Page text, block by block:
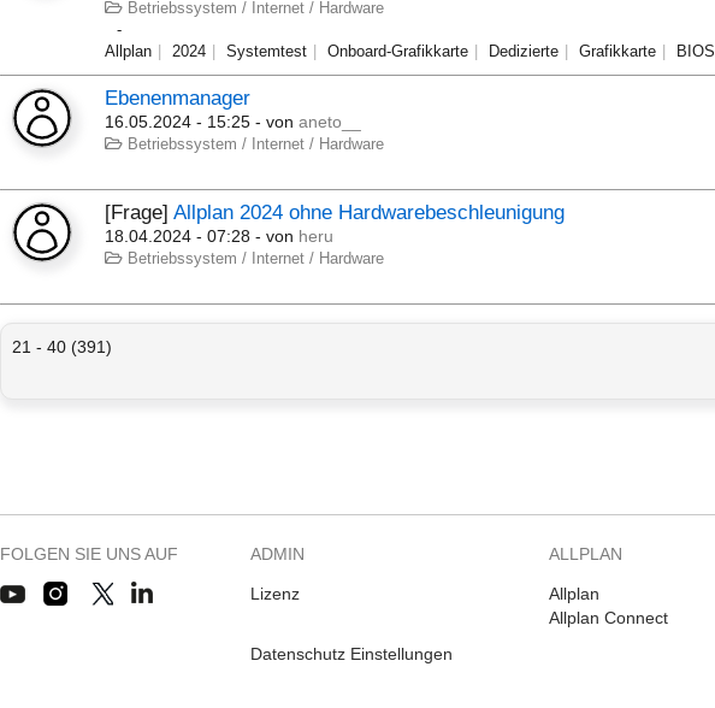
Betriebssystem / Internet / Hardware
Allplan 2024 Systemtest Onboard-Grafikkarte Dedizierte Grafikkarte BIOS
Ebenenmanager
16.05.2024 - 15:25 - vonaneto__
Betriebssystem / Internet / Hardware
[Frage]Allplan 2024 ohne Hardwarebeschleunigung
18.04.2024 - 07:28 - von heru
Betriebssystem / Internet / Hardware
21 - 40 (391)
FOLGEN SIE UNS AUF ADMIN
Lizenz
Datenschutz Einstellungen
ALLPLAN
Allplan
Allplan Connect